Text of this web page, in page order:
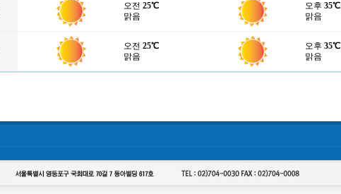
오전 25℃
맑음
오후 35℃
맑음
오전 25℃
맑음
오후 35℃
맑음